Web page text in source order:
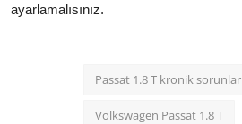
ayarlamalısınız.
Passat 1.8 T kronik sorunlar
Volkswagen Passat 1.8 T